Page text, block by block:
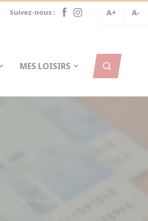
Suivez-nous : A+ A-
MES LOISIRS